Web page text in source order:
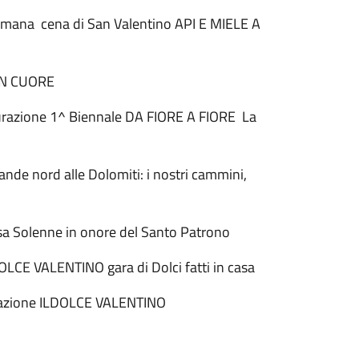
cena di San Valentino API E MIELE A
CUORE
1^ Biennale DA FIORE A FIORE La
nord alle Dolomiti: i nostri cammini,
Solenne in onore del Santo Patrono
VALENTINO gara di Dolci fatti in casa
ILDOLCE VALENTINO